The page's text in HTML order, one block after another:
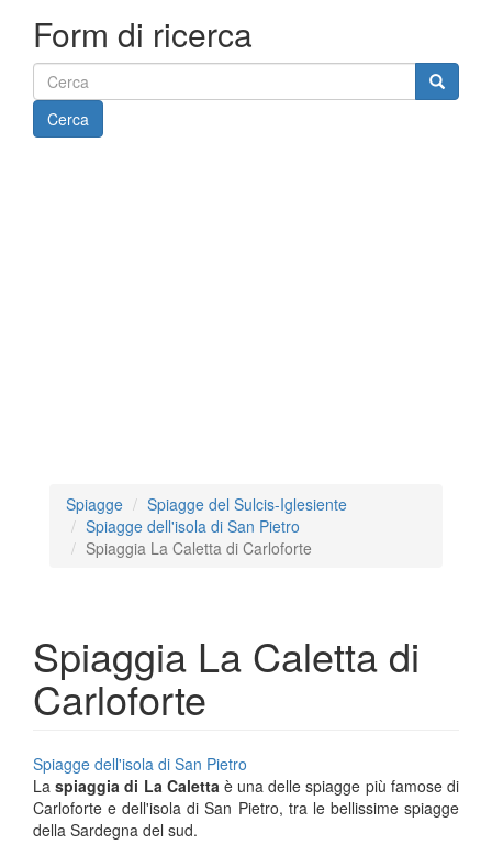
Form di ricerca
Cerca
Spiagge
Spiagge del Sulcis-Iglesiente
Spiagge dell'isola di San Pietro
Spiaggia La Caletta di Carloforte
Spiaggia La Caletta di
Carloforte
Spiagge dell'isola di San Pietro
Laspiaggia di La Calettaè una delle spiagge più famose di
Carloforte e dell'isola di San Pietro, tra le bellissime spiagge
della Sardegna del sud.